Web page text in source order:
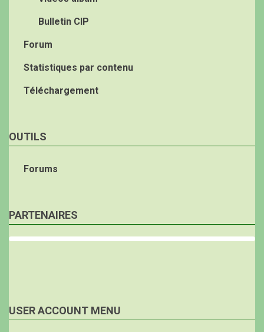
Bulletin CIP
Forum
Statistiques par contenu
Téléchargement
OUTILS
Forums
PARTENAIRES
USER ACCOUNT MENU